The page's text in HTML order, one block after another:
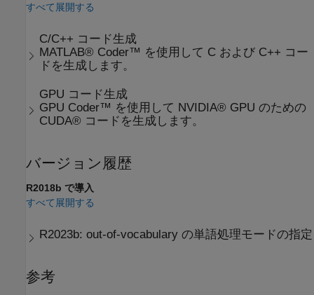
すべて展開する
C/C++ コード生成
MATLAB® Coder™ を使用して C および C++ コー
ドを生成します。
GPU コード生成
GPU Coder™ を使用して NVIDIA® GPU のための
CUDA® コードを生成します。
バージョン履歴
R2018b で導入
すべて展開する
R2023b:out-of-vocabulary の単語処理モードの指定
参考